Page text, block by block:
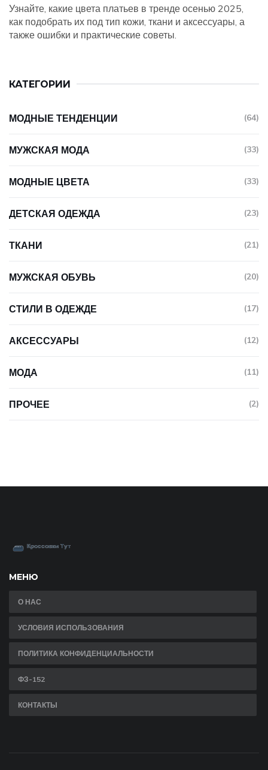
Узнайте, какие цвета платьев в тренде осенью 2025,
как подобрать их под тип кожи, ткани и аксессуары, а
также ошибки и практические советы.
КАТЕГОРИИ
МОДНЫЕ ТЕНДЕНЦИИ (64)
МУЖСКАЯ МОДА (33)
МОДНЫЕ ЦВЕТА (33)
ДЕТСКАЯ ОДЕЖДА (23)
ТКАНИ (21)
МУЖСКАЯ ОБУВЬ (20)
СТИЛИ В ОДЕЖДЕ (17)
АКСЕССУАРЫ (12)
МОДА (11)
ПРОЧЕЕ (2)
МЕНЮ
О НАС
УСЛОВИЯ ИСПОЛЬЗОВАНИЯ
ПОЛИТИКА КОНФИДЕНЦИАЛЬНОСТИ
ФЗ-152
КОНТАКТЫ